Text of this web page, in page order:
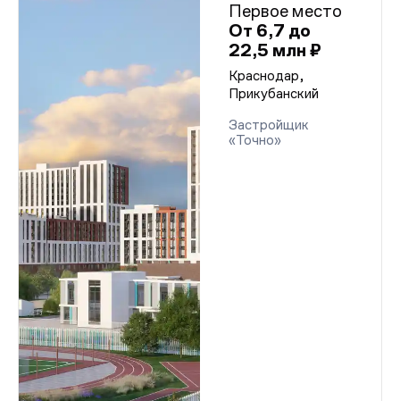
Первое место
От 6,7 до
22,5 млн ₽
Краснодар,
Прикубанский
Застройщик
«Точно»